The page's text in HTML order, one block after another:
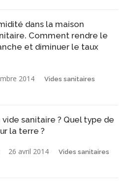
dans la maison
Comment rendre le
et diminuer le taux
2014 Vides sanitaires
sanitaire ? Quel type de
la terre ?
26 avril 2014 Vides sanitaires